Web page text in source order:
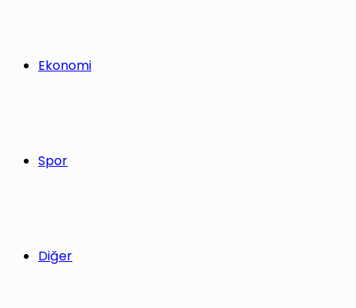
Ekonomi
Spor
Diğer